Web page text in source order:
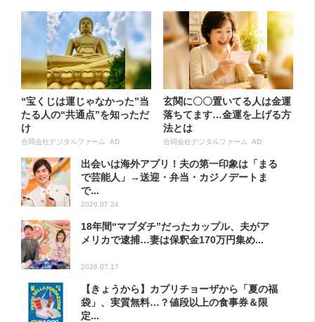
“宝くじは運じゃなかった”当
たる人の“共通点”を知っただ
け
合同会社デジタルファーム AD
玄関に〇〇置いてる人は金運
落ちてます…金運を上げる方
法とは
合同会社デジタルファーム AD
出会いは海外アプリ！夫の第一印象は「まる
で芸能人」→送迎・弁当・カジノデートま
で...
2026.07.24
18年間“マブダチ”だったカップル、夫がア
メリカで逮捕…妻は保釈金170万円集め...
2026.07.17
【きょうから】カプリチョーザから「夏の福
袋」、実質無料…？値段以上の食事券＆限
定...